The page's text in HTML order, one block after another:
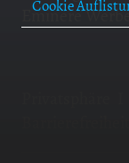
Eminere
Cookie